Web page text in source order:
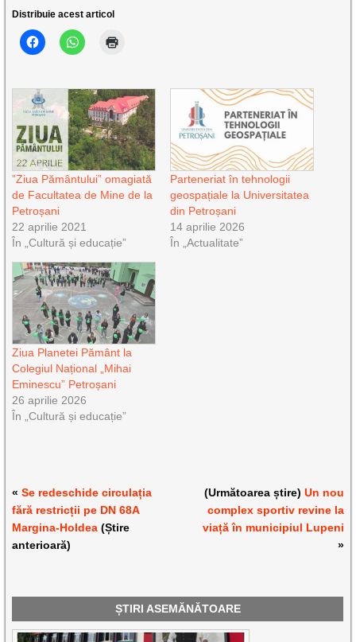
Distribuie acest articol
”Ziua Pământului” omagiată
de Facultatea de Mine de la
Petroșani
22 aprilie 2021
În „Cultură și educație”
Parteneriat în tehnologii
geospațiale la Universitatea
din Petroșani
14 aprilie 2026
În „Actualitate”
Ziua Planetei Pământ la
Colegiul Național „Mihai
Eminescu” Petroșani
26 aprilie 2026
În „Cultură și educație”
«Se redeschide circulația
fără restricții pe DN 68A
Margina-Holdea (Știre
anterioară)
(Următoarea știre) Un nou
complex sportiv revine la
viață în municipiul Lupeni
»
ȘTIRI ASEMĂNĂTOARE